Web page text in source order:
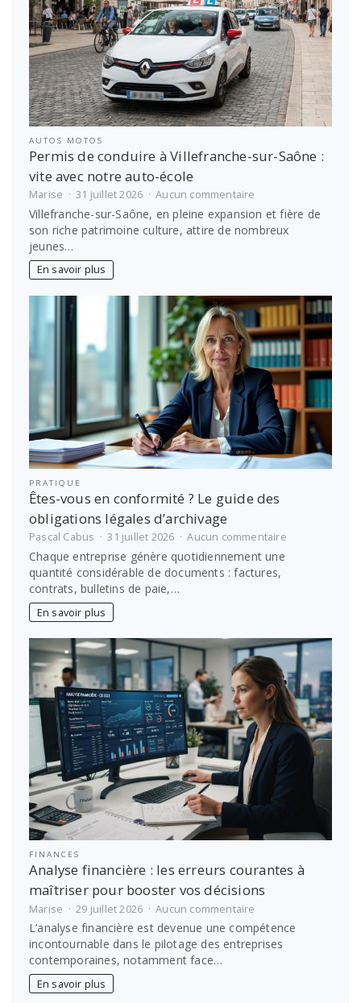
AUTOS MOTOS
Permis de conduire à Villefranche-sur-Saône :
vite avec notre auto-école
Marise 31 juillet 2026 Aucun commentaire
Permis
de
conduire
:
vite
avec
notre
auto-
école
Villefranche-sur-Saône, en pleine expansion et fière de
son riche patrimoine culture, attire de nombreux
jeunes…
En savoir plus
PRATIQUE
Êtes-vous en conformité ? Le guide des
obligations légales d’archivage
Pascal Cabus 31 juillet 2026 Aucun commentairesur
des
obligations
légales
d’archivage
Chaque entreprise génère quotidiennement une
quantité considérable de documents : factures,
contrats, bulletins de paie,…
En savoir plus
FINANCES
Analyse financière : les erreurs courantes à
maîtriser pour booster vos décisions
Marise 29 juillet 2026 Aucun commentaire
Analyse
financière
:
L’analyse financière est devenue une compétence
incontournable dans le pilotage des entreprises
contemporaines, notamment face…
En savoir plus